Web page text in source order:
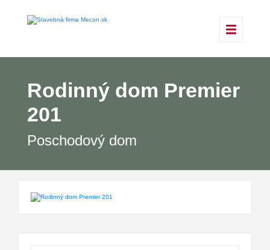
Rodinný dom Premier
201
Poschodový dom